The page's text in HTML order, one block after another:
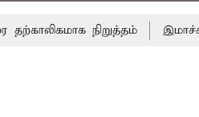
நிறுத்தம்